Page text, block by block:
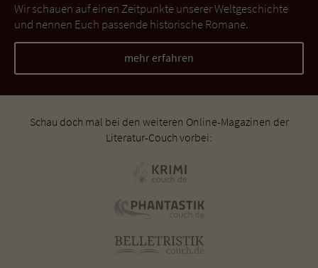
Wir schauen auf einen Zeitpunkte unserer Weltgeschichte
und nennen Euch passende historische Romane.
mehr erfahren
Schau doch mal bei den weiteren Online-Magazinen der
Literatur-Couch vorbei: